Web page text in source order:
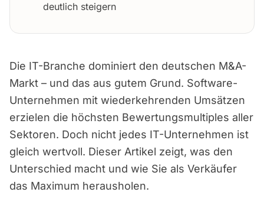
deutlich steigern
Die IT-Branche dominiert den deutschen M&A-
Markt – und das aus gutem Grund. Software-
Unternehmen mit wiederkehrenden Umsätzen
erzielen die höchsten Bewertungsmultiples aller
Sektoren. Doch nicht jedes IT-Unternehmen ist
gleich wertvoll. Dieser Artikel zeigt, was den
Unterschied macht und wie Sie als Verkäufer
das Maximum herausholen.